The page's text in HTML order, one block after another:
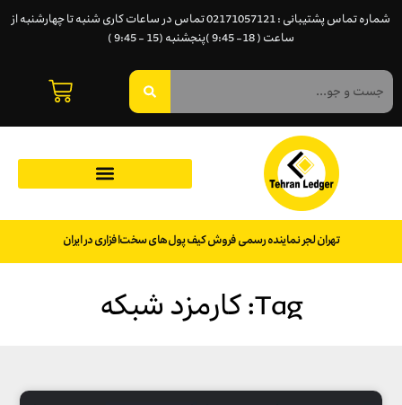
شماره تماس پشتیبانی : 02171057121 تماس در ساعات کاری شنبه تا چهارشنبه از
ساعت ( 18- 9:45 )پنجشنبه (15 - 9:45 )
تهران لجر نماینده رسمی فروش کیف پول‌های سخت‌افزاری در ایران
Tag: کارمزد شبکه